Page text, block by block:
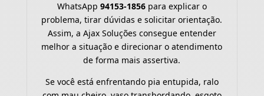
WhatsApp 94153-1856para explicar o
problema, tirar dúvidas e solicitar orientação.
Assim, a Ajax Soluções consegue entender
melhor a situação e direcionar o atendimento
de forma mais assertiva.
Se você está enfrentando pia entupida, ralo